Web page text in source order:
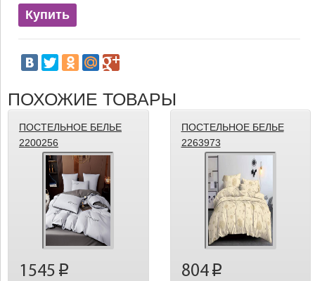
Купить
ПОХОЖИЕ ТОВАРЫ
ПОСТЕЛЬНОЕ БЕЛЬЕ
2200256
1545 p
ПОСТЕЛЬНОЕ БЕЛЬЕ
2263973
804p